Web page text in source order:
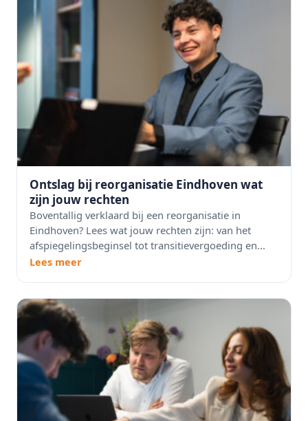
Ontslag bij reorganisatie Eindhoven wat
zijn jouw rechten
Boventallig verklaard bij een reorganisatie in
Eindhoven? Lees wat jouw rechten zijn: van het
afspiegelingsbeginsel tot transitievergoeding en...
Lees meer